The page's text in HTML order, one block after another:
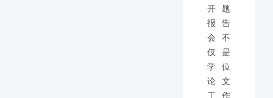
开题
报告
会不
仅是
学位
论文
工作